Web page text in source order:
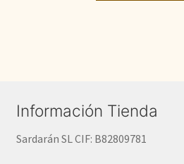
1.100,00€.
Información Tienda
Sardarán SL CIF: B82809781